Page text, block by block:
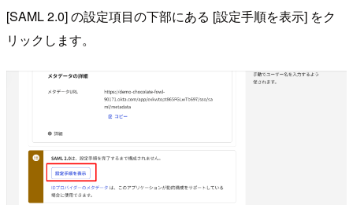
[SAML 2.0] の設定項目の下部にある [設定手順を表示] をク
リックします。